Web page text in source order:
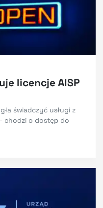
licencje AISP
świadczyć usługi z
chodzi o dostęp do